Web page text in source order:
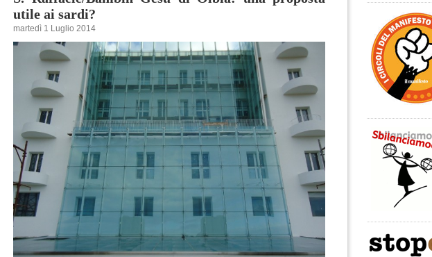
utile ai sardi?
martedì 1 Luglio 2014